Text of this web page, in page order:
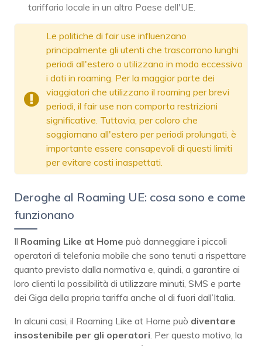
tariffario locale in un altro Paese dell'UE.
Le politiche di fair use influenzano
principalmente gli utenti che trascorrono lunghi
periodi all'estero o utilizzano in modo eccessivo
i dati in roaming. Per la maggior parte dei
viaggiatori che utilizzano il roaming per brevi
periodi, il fair use non comporta restrizioni
significative. Tuttavia, per coloro che
soggiornano all'estero per periodi prolungati, è
importante essere consapevoli di questi limiti
per evitare costi inaspettati.
Deroghe al Roaming UE: cosa sono e come
funzionano
Il Roaming Like at Home può danneggiare i piccoli
operatori di telefonia mobile che sono tenuti a rispettare
quanto previsto dalla normativa e, quindi, a garantire ai
loro clienti la possibilità di utilizzare minuti, SMS e parte
dei Giga della propria tariffa anche al di fuori dall’Italia.
In alcuni casi, il Roaming Like at Home può diventare
insostenibile per gli operatori . Per questo motivo, la